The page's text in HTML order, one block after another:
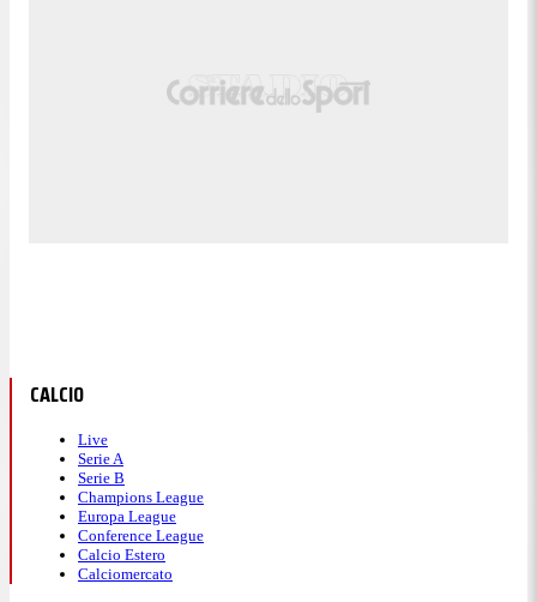
CALCIO
Live
Serie A
Serie B
Champions League
Europa League
Conference League
Calcio Estero
Calciomercato